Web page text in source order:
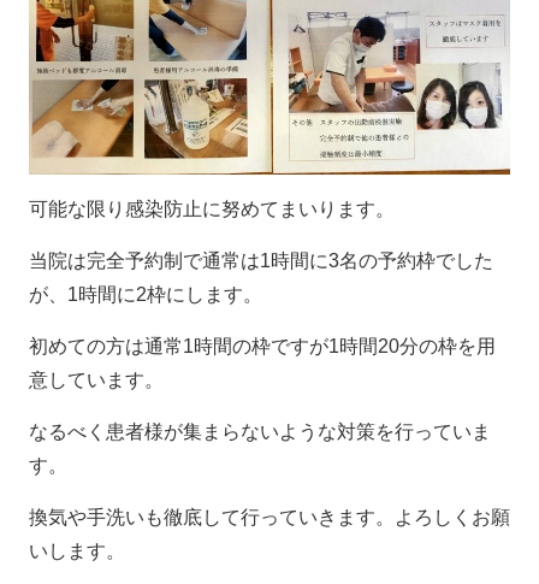
可能な限り感染防止に努めてまいります。
当院は完全予約制で通常は1時間に3名の予約枠でした
が、1時間に2枠にします。
初めての方は通常1時間の枠ですが1時間20分の枠を用
意しています。
なるべく患者様が集まらないような対策を行っていま
す。
換気や手洗いも徹底して行っていきます。よろしくお願
いします。